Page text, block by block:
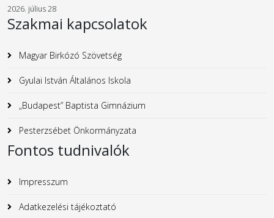
2026. július 28
Szakmai kapcsolatok
Magyar Birkózó Szövetség
Gyulai István Általános Iskola
„Budapest” Baptista Gimnázium
Pesterzsébet Önkormányzata
Fontos tudnivalók
Impresszum
Adatkezelési tájékoztató